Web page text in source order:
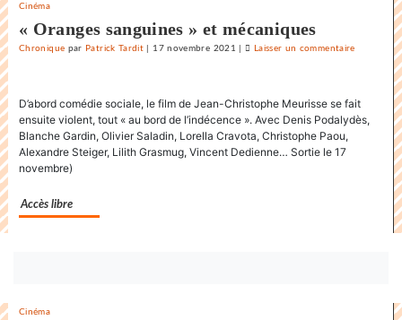
Cinéma
« Oranges sanguines » et mécaniques
Chronique par Patrick Tardit 17 novembre 2021 Laisser un commentaire
endiablée
du
Karnawal
D’abord comédie sociale, le film de Jean-Christophe Meurisse se fait
ensuite violent, tout « au bord de l’indécence ». Avec Denis Podalydès,
Blanche Gardin, Olivier Saladin, Lorella Cravota, Christophe Paou,
Alexandre Steiger, Lilith Grasmug, Vincent Dedienne… Sortie le 17
novembre)
Accès libre
vous
Cinéma